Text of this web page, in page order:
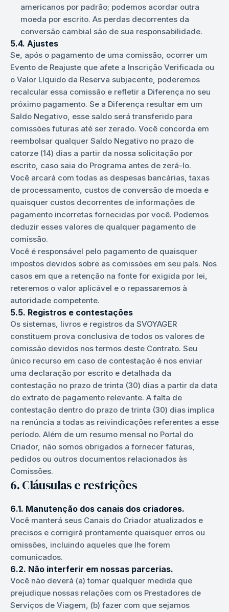
americanos por padrão; podemos acordar outra
moeda por escrito. As perdas decorrentes da
conversão cambial são de sua responsabilidade.
5.4. Ajustes
Se, após o pagamento de uma comissão, ocorrer um
Evento de Reajuste que afete a Inscrição Verificada ou
o Valor Líquido da Reserva subjacente, poderemos
recalcular essa comissão e refletir a Diferença no seu
próximo pagamento. Se a Diferença resultar em um
Saldo Negativo, esse saldo será transferido para
comissões futuras até ser zerado. Você concorda em
reembolsar qualquer Saldo Negativo no prazo de
catorze (14) dias a partir da nossa solicitação por
escrito, caso saia do Programa antes de zerá-lo.
Você arcará com todas as despesas bancárias, taxas
de processamento, custos de conversão de moeda e
quaisquer custos decorrentes de informações de
pagamento incorretas fornecidas por você. Podemos
deduzir esses valores de qualquer pagamento de
comissão.
Você é responsável pelo pagamento de quaisquer
impostos devidos sobre as comissões em seu país. Nos
casos em que a retenção na fonte for exigida por lei,
reteremos o valor aplicável e o repassaremos à
autoridade competente.
5.5. Registros e contestações
Os sistemas, livros e registros da SVOYAGER
constituem prova conclusiva de todos os valores de
comissão devidos nos termos deste Contrato. Seu
único recurso em caso de contestação é nos enviar
uma declaração por escrito e detalhada da
contestação no prazo de trinta (30) dias a partir da data
do extrato de pagamento relevante. A falta de
contestação dentro do prazo de trinta (30) dias implica
na renúncia a todas as reivindicações referentes a esse
período. Além de um resumo mensal no Portal do
Criador, não somos obrigados a fornecer faturas,
pedidos ou outros documentos relacionados às
Comissões.
6. Cláusulas e restrições
6.1. Manutenção dos canais dos criadores.
Você manterá seus Canais do Criador atualizados e
precisos e corrigirá prontamente quaisquer erros ou
omissões, incluindo aqueles que lhe forem
comunicados.
6.2. Não interferir em nossas parcerias.
Você não deverá (a) tomar qualquer medida que
prejudique nossas relações com os Prestadores de
Serviços de Viagem, (b) fazer com que sejamos